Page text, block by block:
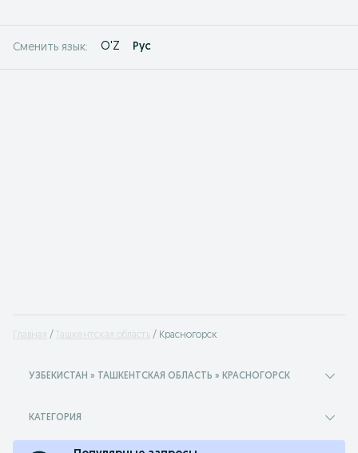
Сменить язык: O'Z Рус
Главная Ташкентская область Красногорск
УЗБЕКИСТАН » ТАШКЕНТСКАЯ ОБЛАСТЬ » КРАСНОГОРСК
КАТЕГОРИЯ